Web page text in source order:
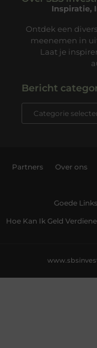
Inspiratie,
Ontdek een
meenemen in
Laat je
Bericht
Partners Over ons
Goede
Hoe Kan Ik Geld